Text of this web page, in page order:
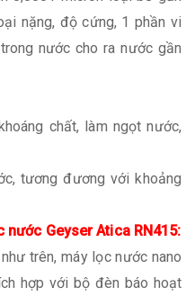
nặng, độ cứng, 1 phần vi
nước cho ra nước gần
chất, làm ngọt nước,
tương đương với khoảng
Geyser Atica RN415:
trên, máy lọc nước nano
hợp với bộ đèn báo hoạt